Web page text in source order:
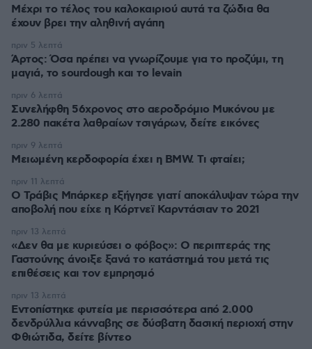
Μέχρι το τέλος του καλοκαιριού αυτά τα ζώδια θα
έχουν βρει την αληθινή αγάπη
Άρτος: Όσα πρέπει να γνωρίζουμε για το προζύμι, τη
μαγιά, το sourdough και το levain
πριν 5 λεπτά
Συνελήφθη 56χρονος στο αεροδρόμιο Μυκόνου με
2.280 πακέτα λαθραίων τσιγάρων, δείτε εικόνες
πριν 6 λεπτά
Μειωμένη κερδοφορία έχει η BMW. Τι φταίει;
πριν 9 λεπτά
O Τράβις Μπάρκερ εξήγησε γιατί αποκάλυψαν τώρα την
αποβολή που είχε η Κόρτνεϊ Καρντάσιαν το 2021
πριν 11 λεπτά
«Δεν θα με κυριεύσει ο φόβος»: Ο περιπτεράς της
Γαστούνης άνοιξε ξανά το κατάστημά του μετά τις
επιθέσεις και τον εμπρησμό
πριν 13 λεπτά
Εντοπίστηκε φυτεία με περισσότερα από 2.000
δενδρύλλια κάνναβης σε δύσβατη δασική περιοχή στην
Φθιώτιδα, δείτε βίντεο
πριν 13 λεπτά